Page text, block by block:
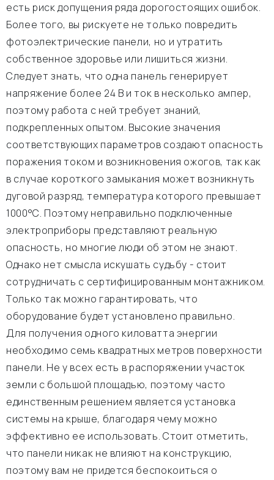
есть риск допущения ряда дорогостоящих ошибок.
Более того, вы рискуете не только повредить
фотоэлектрические панели, но и утратить
собственное здоровье или лишиться жизни.
Следует знать, что одна панель генерирует
напряжение более 24 В и ток в несколько ампер,
поэтому работа с ней требует знаний,
подкрепленных опытом. Высокие значения
соответствующих параметров создают опасность
поражения током и возникновения ожогов, так как
в случае короткого замыкания может возникнуть
дуговой разряд, температура которого превышает
1000°C. Поэтому неправильно подключенные
электроприборы представляют реальную
опасность, но многие люди об этом не знают.
Однако нет смысла искушать судьбу - стоит
сотрудничать с сертифицированным монтажником.
Только так можно гарантировать, что
оборудование будет установлено правильно.
Для получения одного киловатта энергии
необходимо семь квадратных метров поверхности
панели. Не у всех есть в распоряжении участок
земли с большой площадью, поэтому часто
единственным решением является установка
системы на крыше, благодаря чему можно
эффективно ее использовать. Стоит отметить,
что панели никак не влияют на конструкцию,
поэтому вам не придется беспокоиться о